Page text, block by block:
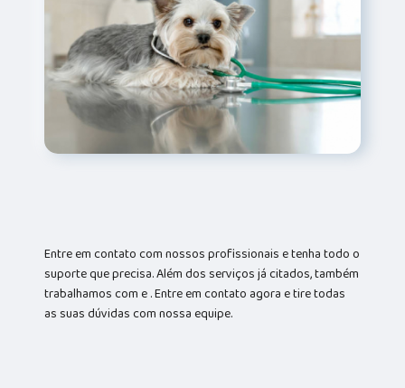
Entre em contato com nossos profissionais e tenha todo o
suporte que precisa. Além dos serviços já citados, também
trabalhamos com e . Entre em contato agora e tire todas
as suas dúvidas com nossa equipe.